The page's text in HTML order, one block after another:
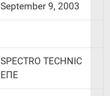
September 9, 2003
SPECTRO TECHNIC
ΕΠΕ